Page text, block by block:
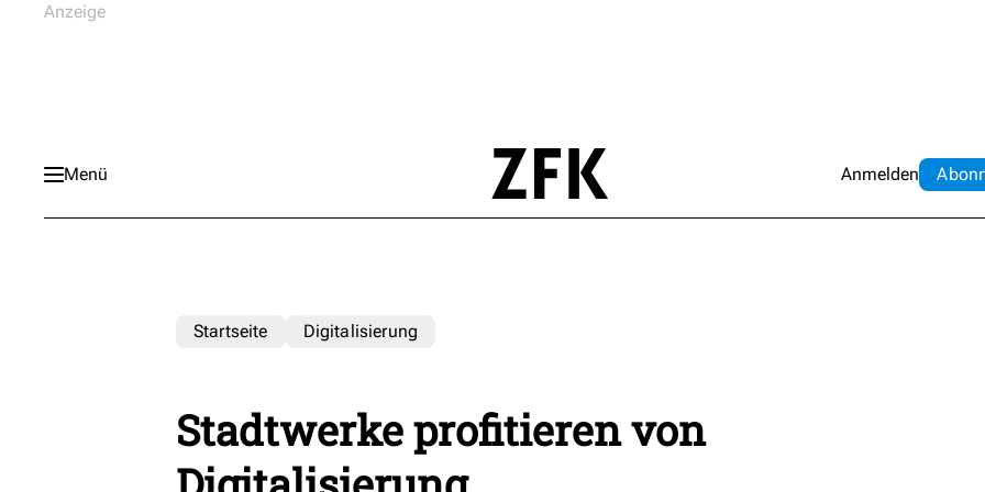
Menü Anmelden Abo
Startseite Digitalisierung
Stadtwerke profitieren von